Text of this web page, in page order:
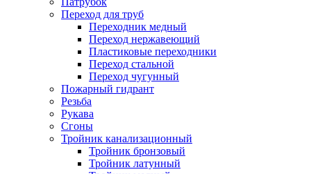
Переход для труб
Переходник медный
Переход нержавеющий
Пластиковые переходники
Переход стальной
Переход чугунный
Пожарный гидрант
Резьба
Рукава
Сгоны
Тройник канализационный
Тройник бронзовый
Тройник латунный